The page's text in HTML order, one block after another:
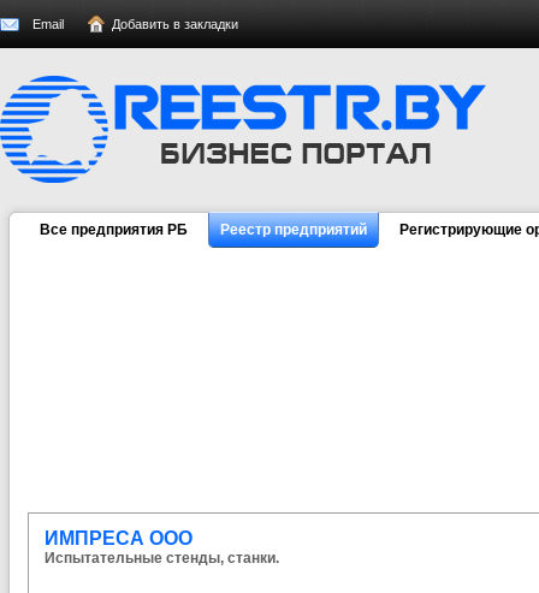
Email Добавить в закладки
Все предприятия РБ Реестр предприятий Регистрирующие
ИМПРЕСА ООО
Испытательные стенды, станки.